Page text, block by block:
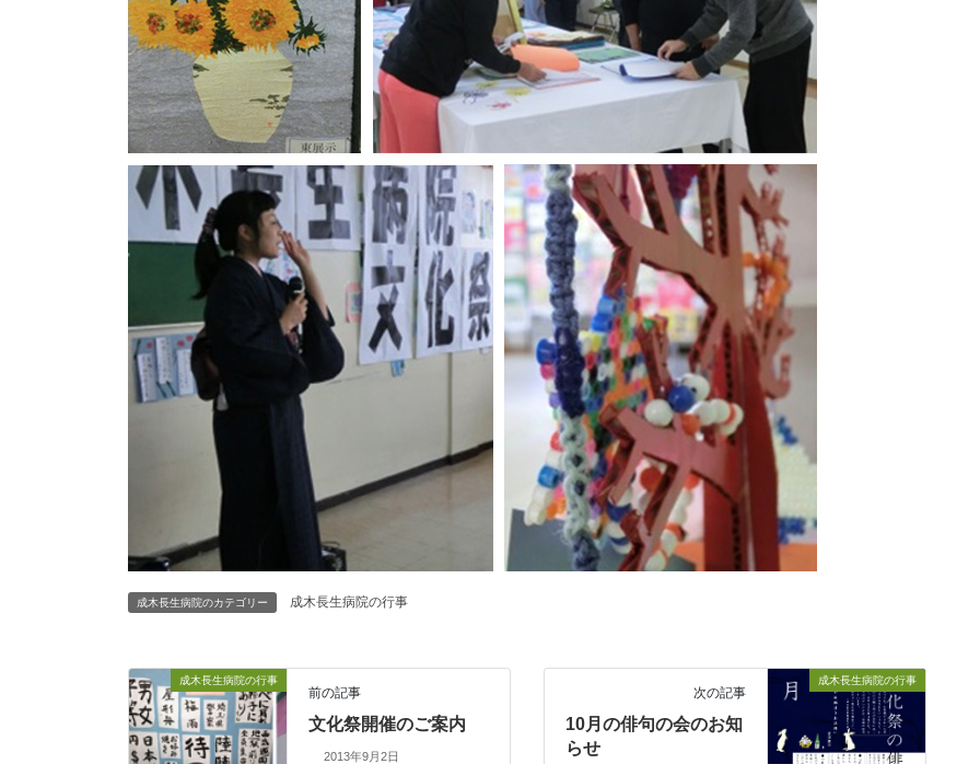
成木長生病院のカテゴリー 成木長生病院の行事
成木長生病院の行事
前の記事
文化祭開催のご案内
2013年9月2日
成木長生病院の行事
次の記事
10月の俳句の会のお知
らせ